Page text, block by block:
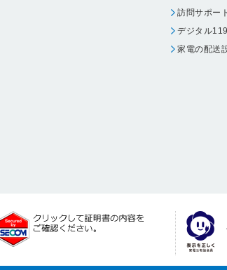
訪問サポー
デジタル
家電の配送